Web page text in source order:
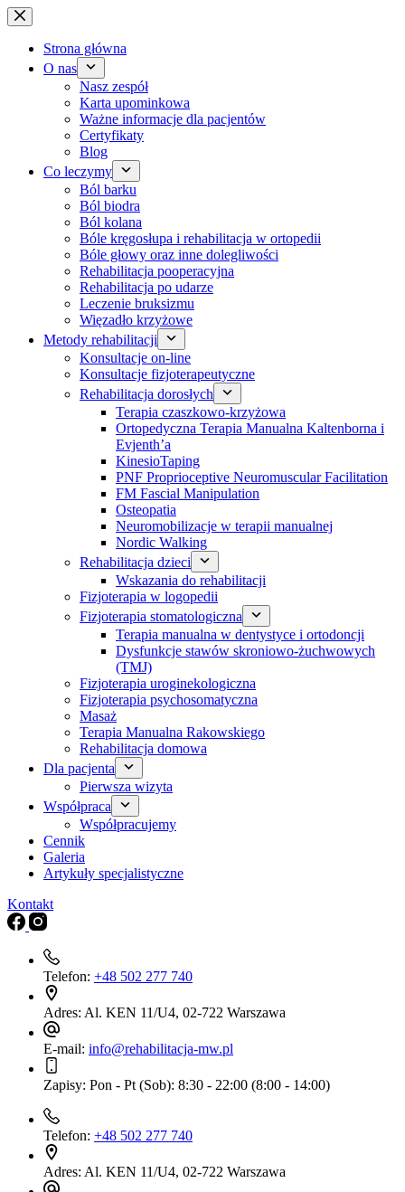
Przejdź
do
treści
Strona główna
O nas
Nasz zespół
Karta upominkowa
Ważne informacje dla pacjentów
Certyfikaty
Blog
Co leczymy
Ból barku
Ból biodra
Ból kolana
Bóle kręgosłupa i rehabilitacja w ortopedii
Bóle głowy oraz inne dolegliwości
Rehabilitacja pooperacyjna
Rehabilitacja po udarze
Leczenie bruksizmu
Więzadło krzyżowe
Metody rehabilitacji
Konsultacje on-line
Konsultacje fizjoterapeutyczne
Rehabilitacja dorosłych
Terapia czaszkowo-krzyżowa
Ortopedyczna Terapia Manualna Kaltenborna i
Evjenth’a
KinesioTaping
PNF Proprioceptive Neuromuscular Facilitation
FM Fascial Manipulation
Osteopatia
Neuromobilizacje w terapii manualnej
Nordic Walking
Rehabilitacja dzieci
Wskazania do rehabilitacji
Fizjoterapia w logopedii
Fizjoterapia stomatologiczna
Terapia manualna w dentystyce i ortodoncji
Dysfunkcje stawów skroniowo-żuchwowych
(TMJ)
Fizjoterapia uroginekologiczna
Fizjoterapia psychosomatyczna
Masaż
Terapia Manualna Rakowskiego
Rehabilitacja domowa
Dla pacjenta
Pierwsza wizyta
Współpraca
Współpracujemy
Cennik
Galeria
Artykuły specjalistyczne
Kontakt
Telefon: +48 502 277 740
Adres: Al. KEN 11/U4, 02-722 Warszawa
E-mail: info@rehabilitacja-mw.pl
Zapisy: Pon - Pt (Sob): 8:30 - 22:00 (8:00 - 14:00)
Telefon: +48 502 277 740
Adres: Al. KEN 11/U4, 02-722 Warszawa